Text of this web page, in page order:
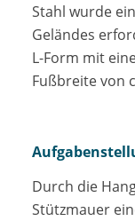
Stahl wurde
Geländes
L-Form mit
Fußbreite von
Durch die
Stützmauer